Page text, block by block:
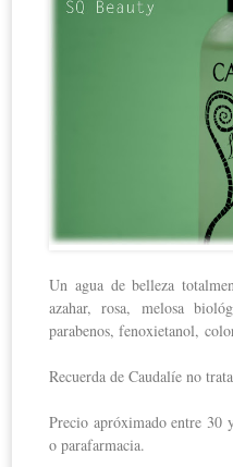
Un agua de belleza
azahar, rosa, melosa
parabenos, fenoxietanol,
Recuerda de Caudalíe no
Precio apróximado entre 30
o parafarmacia.